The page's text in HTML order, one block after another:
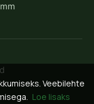
Veebilehte
Loe lisaks